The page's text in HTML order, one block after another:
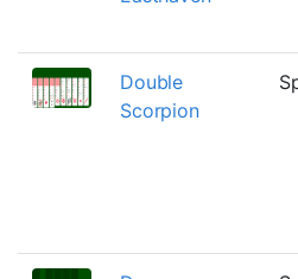
Double
Scorpion